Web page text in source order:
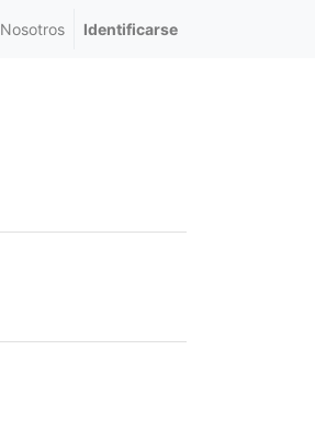
Nosotros Identificarse